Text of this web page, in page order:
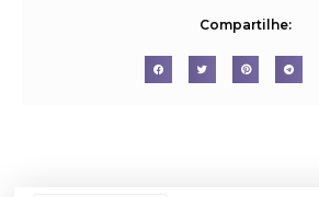
Compartilhe: